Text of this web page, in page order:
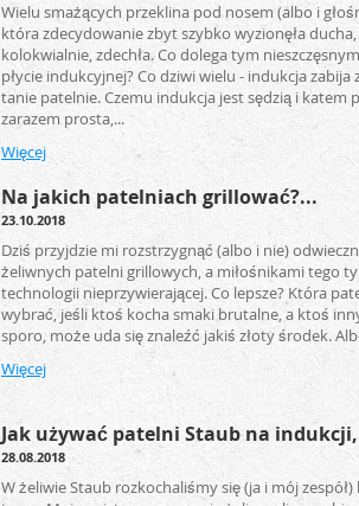
Wielu smażących przeklina pod nosem (albo i
która zdecydowanie zbyt szybko wyzionęła ducha,
kolokwialnie, zdechła. Co dolega tym
płycie indukcyjnej? Co dziwi wielu - indukcja
tanie patelnie. Czemu indukcja jest sędzią i katem
zarazem prosta,...
Więcej
Na jakich patelniach grillować?...
23.10.2018
Dziś przyjdzie mi rozstrzygnąć (albo i nie)
żeliwnych patelni grillowych, a miłośnikami tego
technologii nieprzywierającej. Co lepsze? Która
wybrać, jeśli ktoś kocha smaki brutalne, a ktoś
sporo, może uda się znaleźć jakiś złoty środek.
Więcej
Jak używać patelni Staub na
28.08.2018
W żeliwie Staub rozkochaliśmy się (ja i mój